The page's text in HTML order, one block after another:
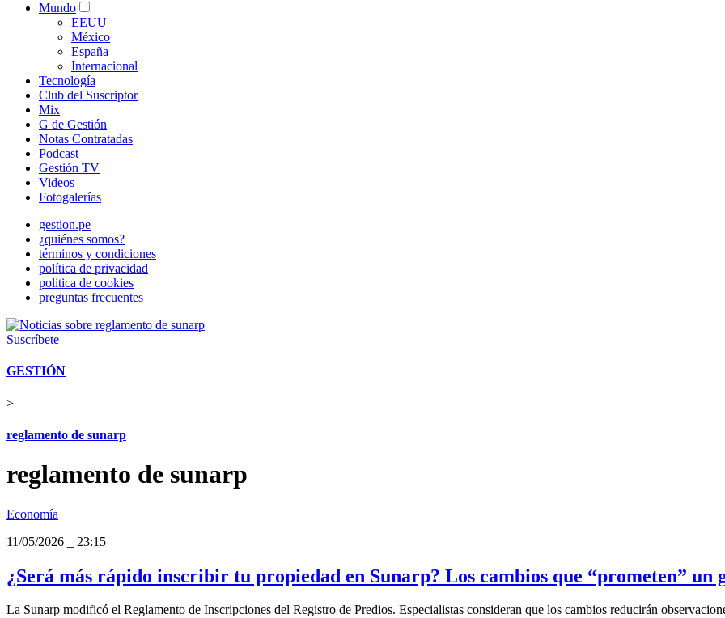
Mundo
EEUU
México
España
Internacional
Tecnología
Club del Suscriptor
Mix
G de Gestión
Notas Contratadas
Podcast
Gestión TV
Videos
Fotogalerías
gestion.pe
¿quiénes somos?
términos y condiciones
política de privacidad
politica de cookies
preguntas frecuentes
Suscríbete
GESTIÓN
>
reglamento de sunarp
reglamento de sunarp
Economía
11/05/2026
23:15
¿Será más rápido inscribir tu propiedad en Sunarp? Los cambios que “prometen” un
La Sunarp modificó el Reglamento de Inscripciones del Registro de Predios. Especialistas consideran que los cambios reducirán